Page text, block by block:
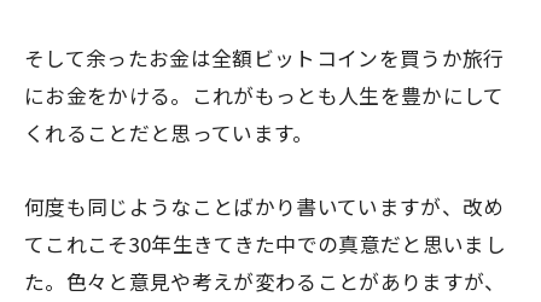
そして余ったお金は全額ビットコインを買うか旅行
にお金をかける。これがもっとも人生を豊かにして
くれることだと思っています。
何度も同じようなことばかり書いていますが、改め
てこれこそ30年生きてきた中での真意だと思いまし
た。色々と意見や考えが変わることがありますが、